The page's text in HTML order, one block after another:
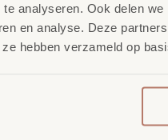
analyseren. Ook delen
en analyse. Deze
hebben verzameld op